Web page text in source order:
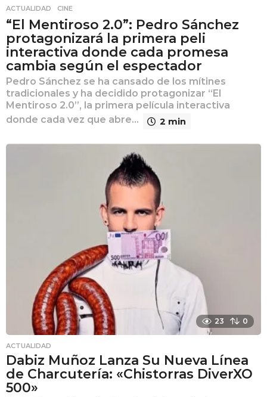
ACTUALIDAD ,CINE
“El Mentiroso 2.0”: Pedro Sánchez
protagonizará la primera peli
interactiva donde cada promesa
cambia según el espectador
Pedro Sánchez se ha cansado de los mítines
tradicionales y ha decidido protagonizar “El
Mentiroso 2.0”, la primera película interactiva
donde cada vez que abre...
2 min
23 0
ACTUALIDAD
Dabiz Muñoz Lanza Su Nueva Línea
de Charcutería: «Chistorras DiverXO
500»